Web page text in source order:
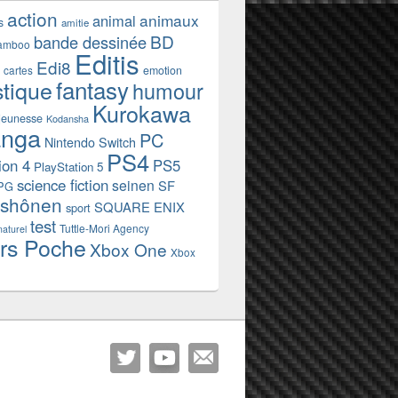
action amitie animal animaux
bande dessinéeBD
cartes Edi8 Editis emotion
fantasyhumour
Kodansha Kurokawa
Nintendo Switch PC
4 PlayStation 5 PS4 PS5
science fictionseinen SF
shônen sport SQUARE ENIX
test Tuttle-Mori Agency
Poche Xbox One Xbox